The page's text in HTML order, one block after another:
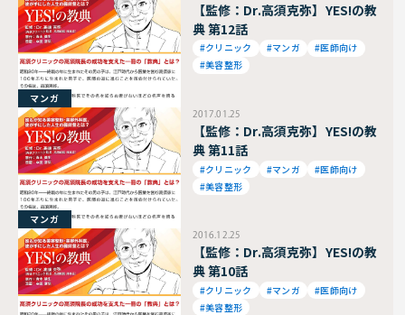
【監修：Dr.高須克弥】YES!の教
典 第12話
#クリニック #マンガ
#医師向け
#美容整形
マンガ
2017.01.25
【監修：Dr.高須克弥】YES!の教
典 第11話
#クリニック #マンガ
#医師向け
#美容整形
マンガ
2016.12.25
【監修：Dr.高須克弥】YES!の教
典 第10話
#クリニック #マンガ
#医師向け
#美容整形